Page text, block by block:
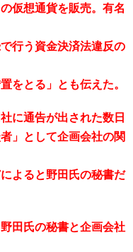
仮想通貨を販売。有名
行う資金決済法違反の
をとる」とも伝えた。
に通告が出された数日
」として企画会社の関
よると野田氏の秘書だ
田氏の秘書と企画会社